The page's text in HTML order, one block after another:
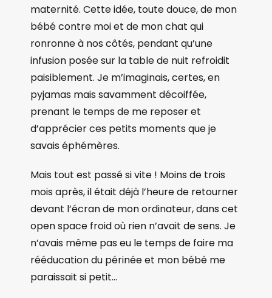
maternité. Cette idée, toute douce, de mon
bébé contre moi et de mon chat qui
ronronne à nos côtés, pendant qu’une
infusion posée sur la table de nuit refroidit
paisiblement. Je m’imaginais, certes, en
pyjamas mais savamment décoiffée,
prenant le temps de me reposer et
d’apprécier ces petits moments que je
savais éphémères.
Mais tout est passé si vite ! Moins de trois
mois après, il était déjà l’heure de retourner
devant l’écran de mon ordinateur, dans cet
open space froid où rien n’avait de sens. Je
n’avais même pas eu le temps de faire ma
rééducation du périnée et mon bébé me
paraissait si petit…